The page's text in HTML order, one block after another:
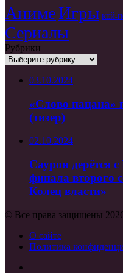
Wolves
(2024)
—
трейлеры,
дата
выхода
АнимеИгры КЕЙ-
Сериалы
Рубрики
Рубрики
03.10.2024
«Слово пацана»
(тизер)
02.10.2024
Саурон дерётся
финала второго
Колец власти»
© Все права защищены
О сайте
Политика